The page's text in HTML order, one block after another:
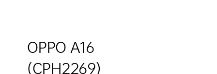
OPPO A16
(CPH2269)